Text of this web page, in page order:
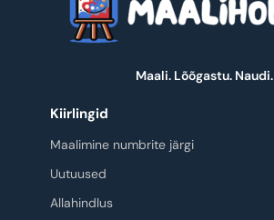
Maali. Lõõgastu. Naudi.
Kiirlingid
Maalimine numbrite järgi
Uutuused
Allahindlus